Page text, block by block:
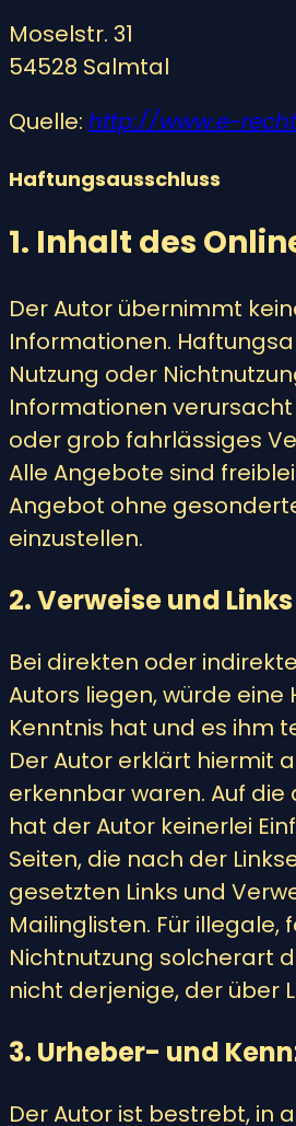
Moselstr. 31
54528 Salmtal
Quelle: http://www.e-
Haftungsausschluss
1. Inhalt des
Der Autor übernimmt
Informationen.
Nutzung oder
Informationen
oder grob fahrlässiges
Alle Angebote sind
Angebot ohne
einzustellen.
2. Verweise und Links
Bei direkten oder
Autors liegen, würde
Kenntnis hat und es ihm
Der Autor erklärt hiermit
erkennbar waren. Auf
hat der Autor keinerlei
Seiten, die nach der
gesetzten Links und
Mailinglisten. Für
Nichtnutzung solcherart
nicht derjenige, der über
3. Urheber- und
Der Autor ist bestrebt, in